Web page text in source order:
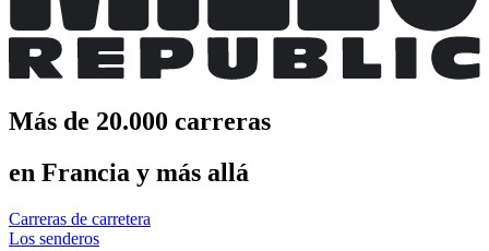
Más de 20.000 carreras
en Francia y más allá
Carreras de carretera
Los senderos